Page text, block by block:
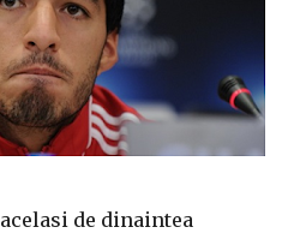
acelasi de dinaintea